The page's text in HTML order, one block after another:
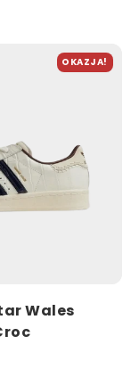
OKAZJA!
Wales